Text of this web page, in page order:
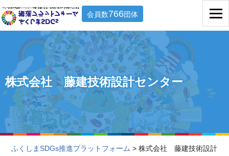
会員数766団体
株式会社 藤建技術設計センター
ふくしまSDGs推進プラットフォーム > 株式会社 藤建技術設計